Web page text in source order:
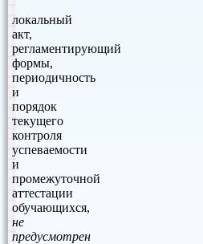
локальный
акт,
регламентирующий
формы,
периодичность
и
порядок
текущего
контроля
успеваемости
и
промежуточной
аттестации
обучающихся,
не
предусмотрен